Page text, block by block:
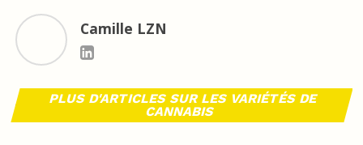
Camille LZN
PLUS D'ARTICLES SUR LES VARIÉTÉS DE
CANNABIS